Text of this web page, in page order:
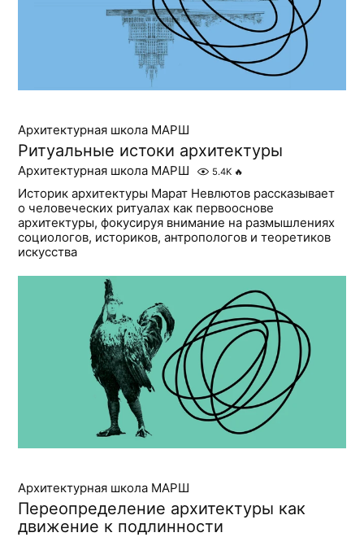
Архитектурная школа МАРШ
Ритуальные истоки архитектуры
Архитектурная школа МАРШ 5.4K 🔥
Историк архитектуры Марат Невлютов рассказывает
о человеческих ритуалах как первооснове
архитектуры, фокусируя внимание на размышлениях
социологов, историков, антропологов и теоретиков
искусства
Архитектурная школа МАРШ
Переопределение архитектуры как
движение к подлинности